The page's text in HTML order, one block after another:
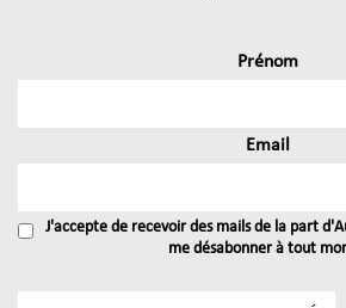
Prénom
Email
J'accepte de recevoir des mails de la part
me désabonner à tout